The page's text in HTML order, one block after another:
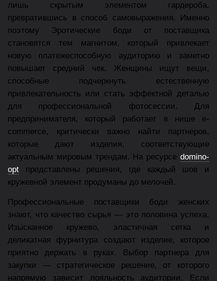
лишь скрытым элементом гардероба,
превратившись в способ самовыражения. Именно
поэтому Эротические боди от поставщика
становятся тем магнитом, который привлекает
новую платежеспособную аудиторию и заметно
повышает средний чек. Женщины ищут вещи,
способные подчеркнуть естественную
привлекательность или стать эффектной деталью
для профессиональной фотосессии. Для
предпринимателя, который работает в нише e-
commerce, критически важно найти партнеров,
которые дают изделия, соответствующие
актуальным мировым трендам. На ресурсе domino-
opt представлены решения, где каждый шов и
кружевной элемент продуманы до мелочей.
Профессиональные поставщики боди женских
знают, что качество сырья — это половина успеха.
Изысканное кружево, эластичная сетка и
деликатная фурнитура создают изделие, которое
приятно держать в руках. Выбор партнера для
закупки — стратегическое решение, от которого
напрямую зависит лояльность аудитории. Если